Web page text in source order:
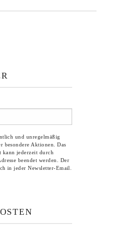
und unregelmäßig
besondere Aktionen. Das
kann jederzeit durch
beendet werden. Der
in jeder Newsletter-Email.